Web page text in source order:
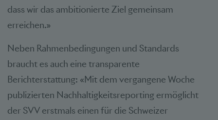
dass wir das ambitionierte Ziel gemeinsam
erreichen.»
Neben Rahmenbedingungen und Standards
braucht es auch eine transparente
Berichterstattung: «Mit dem vergangene Woche
publizierten Nachhaltigkeitsreporting ermöglicht
der SVV erstmals einen für die Schweizer